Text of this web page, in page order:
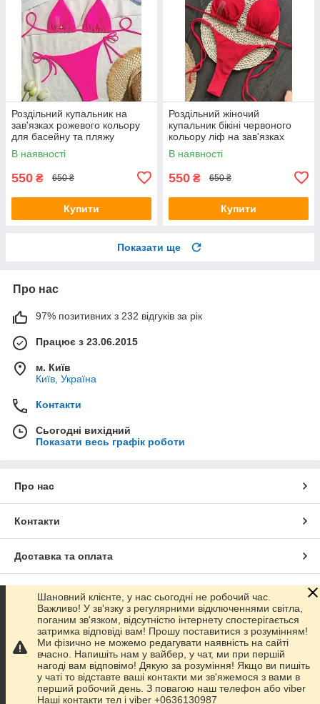
Роздільний купальник на
зав'язках рожевого кольору
для басейну та пляжу
В наявності
550 ₴ 650 ₴
Купити
Роздільний жіночий
купальник бікіні червоного
кольору ліф на зав'язках
В наявності
550 ₴ 650 ₴
Купити
Показати ще
Про нас
97% позитивних з 232 відгуків за рік
Працює з 23.06.2015
м. Київ
Київ, Україна
Контакти
Сьогодні вихідний
Показати весь графік роботи
Про нас
Контакти
Доставка та оплата
Графік роботи
Повна версія сайту
Сайт створено на маркетплейсіProm.ua
Політика конфіденційності
Шановний клієнте, у нас сьогодні не робочий час.
Важливо! У зв'язку з регулярними відключеннями світла,
поганим зв'язком, відсутністю інтернету спостерігається
затримка відповіді вам! Прошу поставитися з розумінням!
Ми фізично не можемо редагувати наявність на сайті
вчасно. Напишіть нам у вайбер, у чат, ми при першій
нагоді вам відповімо! Дякую за розуміння! Якщо ви пишіть
у чаті то відставте ваші контакти ми зв'яжемося з вами в
перший робочий день. З повагою наш телефон або viber
Наші контакти тел і viber +0636130987